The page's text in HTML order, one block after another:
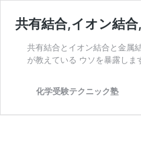
共有結合,イオン結
共有結合とイオン結合と金属
が教えている ウソを暴露し
化学受験テクニック塾